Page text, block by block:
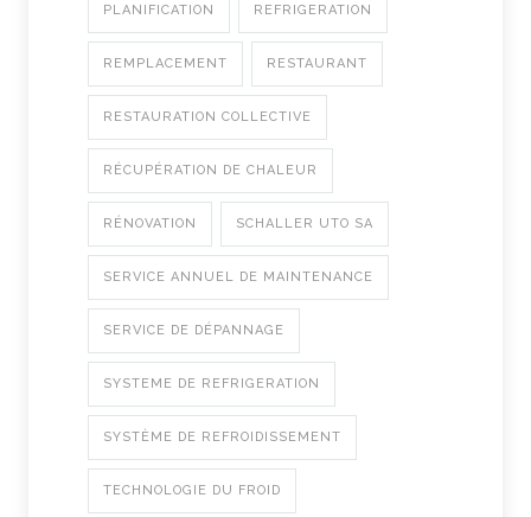
PLANIFICATION REFRIGERATION
REMPLACEMENT RESTAURANT
RESTAURATION COLLECTIVE
RÉCUPÉRATION DE CHALEUR
RÉNOVATION SCHALLER UTO SA
SERVICE ANNUEL DE MAINTENANCE
SERVICE DE DÉPANNAGE
SYSTEME DE REFRIGERATION
SYSTÈME DE REFROIDISSEMENT
TECHNOLOGIE DU FROID